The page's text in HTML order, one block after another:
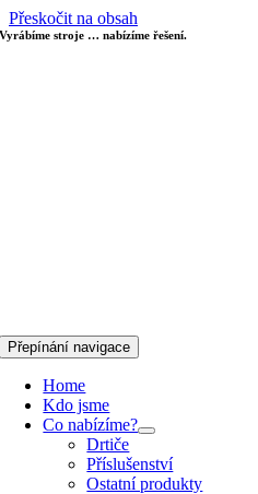
Přeskočit na obsah
Vyrábíme stroje … nabízíme řešení.
Přepínání navigace
Home
Kdo jsme
Co nabízíme?
Drtiče
Příslušenství
Ostatní produkty